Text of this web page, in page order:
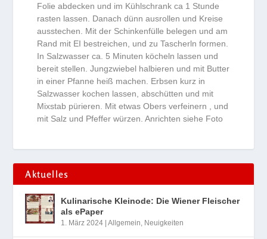
Folie abdecken und im Kühlschrank ca 1 Stunde
rasten lassen. Danach dünn ausrollen und Kreise
ausstechen. Mit der Schinkenfülle belegen und am
Rand mit EI bestreichen, und zu Tascherln formen.
In Salzwasser ca. 5 Minuten köcheln lassen und
bereit stellen. Jungzwiebel halbieren und mit Butter
in einer Pfanne heiß machen. Erbsen kurz in
Salzwasser kochen lassen, abschütten und mit
Mixstab pürieren. Mit etwas Obers verfeinern , und
mit Salz und Pfeffer würzen. Anrichten siehe Foto
Aktuelles
Kulinarische Kleinode: Die Wiener Fleischer
als ePaper
1. März 2024 |Allgemein, Neuigkeiten